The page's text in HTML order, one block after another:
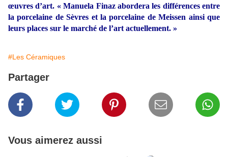
œuvres d’art. « Manuela Finaz abordera les différences entre
la porcelaine de Sèvres et la porcelaine de Meissen ainsi que
leurs places sur le marché de l’art actuellement. »
#Les Céramiques
Partager
Vous aimerez aussi